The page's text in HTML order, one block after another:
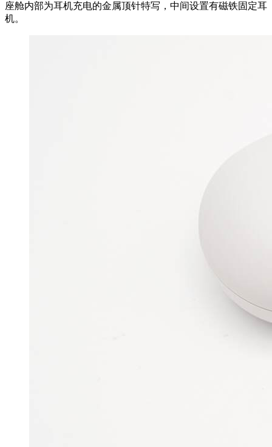
座舱内部为耳机充电的金属顶针特写，中间设置有磁铁固定耳
机。